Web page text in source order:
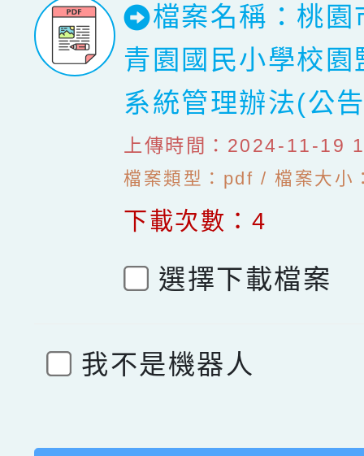
檔案名稱：桃園
青園國民小學校園
系統管理辦法(公
上傳時間：2024-11-19
檔案類型：pdf / 檔案大小
下載次數：4
選擇下載檔案
我不是機器人